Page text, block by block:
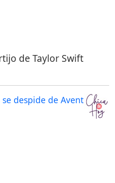
de Taylor Swift